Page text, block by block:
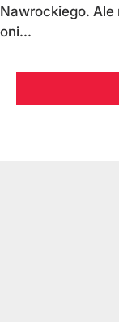
Nawrockiego.
oni...